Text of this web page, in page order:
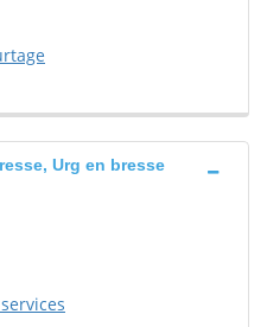
Urg en bresse